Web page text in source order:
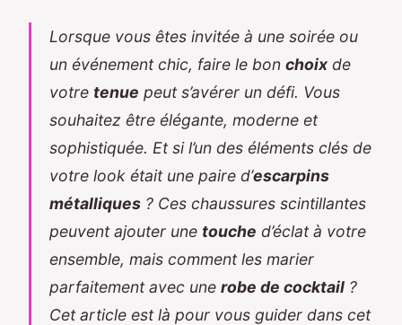
Lorsque vous êtes invitée à une soirée ou
un événement chic, faire le bon choix de
votre tenue peut s’avérer un défi. Vous
souhaitez être élégante, moderne et
sophistiquée. Et si l’un des éléments clés de
votre look était une paire d’escarpins
métalliques ? Ces chaussures scintillantes
peuvent ajouter une touche d’éclat à votre
ensemble, mais comment les marier
parfaitement avec une robe de cocktail ?
Cet article est là pour vous guider dans cet